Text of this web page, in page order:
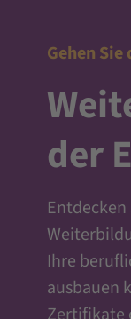
Gehen
der
Ihre
ausbauen